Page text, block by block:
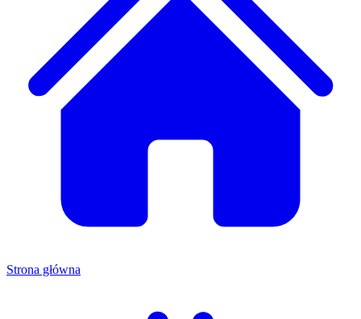
Strona główna